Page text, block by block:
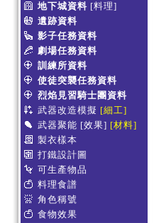
地下城資料 [料理]
遺跡資料
影子任務資料
劇場任務資料
訓練所資料
使徒突襲任務資料
烈焰見習騎士團資料
武器改造模擬 [細工]
武器聚能 [效果] [材料]
製衣樣本
打鐵設計圖
可生產物品
料理食譜
角色稱號
食物效果